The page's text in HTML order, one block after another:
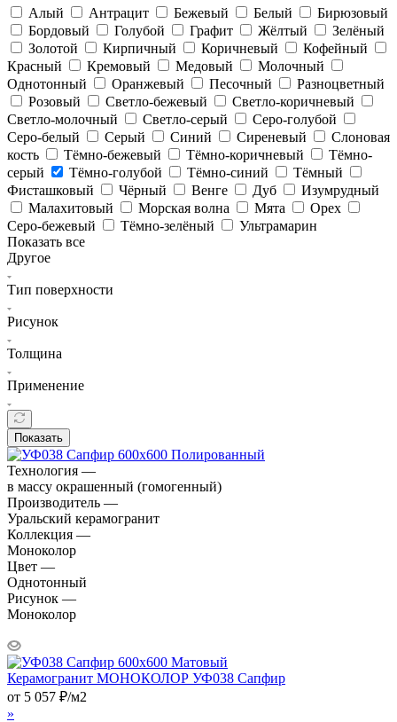
Алый Антрацит Бежевый Белый
Бирюзовый
Бордовый
Голубой Графит Жёлтый
Зелёный
Золотой
Кирпичный Коричневый
Кофейный
Красный
Кремовый Медовый
Молочный
Однотонный
Оранжевый Песочный
Разноцветный
Розовый
Светло-бежевый
Светло-коричневый
Светло-молочный
Светло-серый
Серо-голубой
Серо-белый
Серый Синий Сиреневый
Слоновая
кость
Тёмно-бежевый Тёмно-коричневый
Тёмно-
серый
Тёмно-голубой Тёмно-синий
Тёмный
Фисташковый
Чёрный Венге Дуб
Изумрудный
Малахитовый
Морская волна Мята
Орех
Серо-бежевый
Тёмно-зелёный
Ультрамарин
Показать все
Другое
Тип поверхности
Рисунок
Толщина
Применение
Показать
Технология —
в массу окрашенный (гомогенный)
Производитель —
Уральский керамогранит
Коллекция —
Моноколор
Цвет —
Однотонный
Рисунок —
Моноколор
Керамогранит МОНОКОЛОР УФ038 Сапфир
от 5 057 ₽/м2
»